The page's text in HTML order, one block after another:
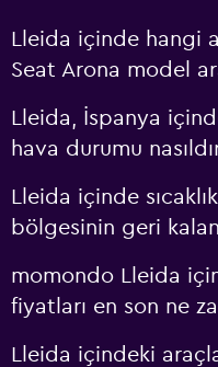
Lleida içinde hangi
Seat Arona model
Lleida, İspanya
hava durumu
Lleida içinde
bölgesinin geri
momondo Lleida
fiyatları en son ne
Lleida içindeki